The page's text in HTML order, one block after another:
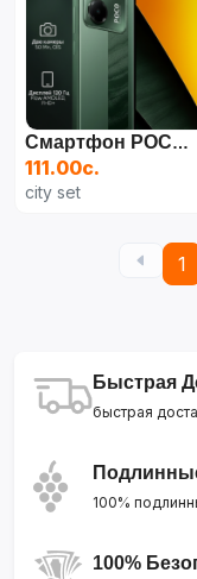
Смартфон POCO M7 Pro 5G Тел Телефон
111.00с.
city set
1
Быстрая
быстрая
100%
100%